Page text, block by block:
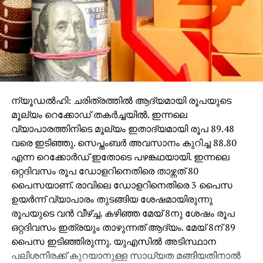
തിരിച്ചുവെടിവെക്കുകയായിരുന്നുവത്രെ. എന്നാല്‍
വെടിയേറ്റുമരിച്ച രണ്ടുപേര്‍ക്കും പിന്‍ഭാഗത്താണ്
വെടിയുണ്ടയുടെ പാടുകളുള്ളതെന്നത് നേര്‍ക്കുനേര്‍
വെടിവെപ്പുണ്ടായിരുന്നില്ലെന്നതിന്റെ സൂചനയാണ്. 11
പേരാണ് സംഘത്തുലുണ്ടായിരുന്നത്. പൊലീസാകട്ടെ
അറുപതിലധികം പേരും. മാധ്യമപ്രവര്‍ത്തകരെയും
മൃതദേഹങ്ങള്‍ കാട്ടിക്കൊടുക്കുകയോ
ഉണ്ടായില്ലെന്നതും ദുരൂഹത ഉണര്‍ത്തുന്നു.
മാത്രമല്ല, ഭാഗ്യവശാലാണെങ്കിലും, പൊലീസിന്റെ
ഭാഗത്ത് ഒരു പരിക്ക് പോലും
ഏല്‍ക്കുകയുണ്ടായില്ലെന്നതും പ്രതികളെ പിടികൂടി
വെടിവെച്ചുകൊല്ലുകയായിരുന്നുവെന്ന സംശയം
ബലപ്പെടുത്തുന്നുണ്ട്. ഇവിടെ നേരിട്ട് വെടിവെച്ചുകൊന്ന
നിലക്ക് പ്രതികളുടെ ശിക്ഷ പൊലീസ് തന്ന
വിധിച്ചിരിക്കുകയാണെന്ന് പറയാം. ആയിരം
കുറ്റവാളികള്‍ രക്ഷപ്പെട്ടാലും ഒരു നിരപരാധി പോലും
ശിക്ഷിക്കപ്പെടരുതെന്നാണ് രാജ്യത്തെ നീതിന്യായ
വ്യവസ്ഥ ഉദ്‌ബോധിപ്പിക്കുന്നത്.
ന്യൂഡല്‍ഹി: ചരിത്രത്തില്‍ ആദ്യമായി രൂപയുടെ
മൂല്യം റെക്കോഡ് തകര്‍ച്ചയില്‍. ഇന്നലെ
വ്യാപാരത്തിനിടെ മൂല്യം ഇതാദ്യമായി രൂപ 89.48
വരെ ഇടിഞ്ഞു. സെപ്തംബര്‍ അവസാനം കുറിച്ച 88.80
എന്ന റെക്കോര്‍ഡ് ഇതോടെ പഴങ്കഥയായി. ഇന്നലെ
ഒറ്റദിവസം രൂപ ഡോളറിനെതിരെ താഴ്ന്നത് 80
പൈസയാണ്. രാവിലെ ഡോളറിനെതിരെ 3 പൈസ
ഉയര്‍ന്ന് വ്യാപാരം തുടങ്ങിയ ശേഷമായിരുന്നു
രൂപയുടെ വന്‍ വീഴ്ച്ച. കഴിഞ്ഞ മേയ് 8നു ശേഷം രൂപ
ഒറ്റദിവസം ഇത്രയും താഴുന്നത് ആദ്യം. മേയ് 8ന് 89
പൈസ ഇടിഞ്ഞിരുന്നു. യുഎസില്‍ അടിസ്ഥാന
പലിശനിരക്ക് കുറയാനുള്ള സാധ്യത മങ്ങിയതിനാല്‍